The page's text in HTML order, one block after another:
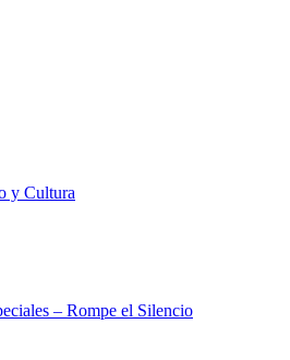
y Cultura
– Rompe el Silencio